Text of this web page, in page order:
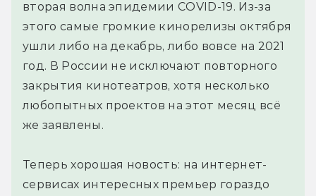
вторая волна эпидемии COVID-19. Из-за
этого самые громкие кинорелизы октября
ушли либо на декабрь, либо вовсе на 2021
год. В России не исключают повторного
закрытия кинотеатров, хотя несколько
любопытных проектов на этот месяц всё
же заявлены.
Теперь хорошая новость: на интернет-
сервисах интересных премьер гораздо